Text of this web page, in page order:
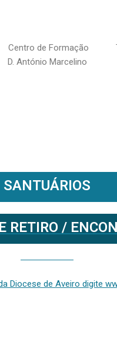
Centro de Formação
D. António Marcelino
SANTUÁRIOS
RETIRO /
Diocese de Aveiro digite